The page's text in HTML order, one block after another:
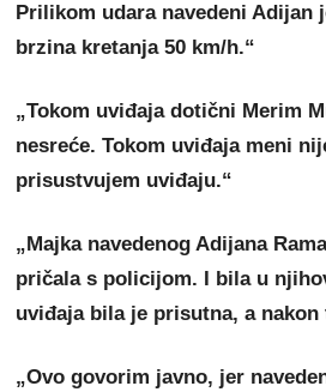
Prilikom udara navedeni Adijan
brzina kretanja 50 km/h.“
„Tokom uviđaja dotični Merim
nesreće. Tokom uviđaja meni
prisustvujem uviđaju.“
„Majka navedenog Adijana
pričala s policijom. I bila u
uviđaja bila je prisutna, a
„Ovo govorim javno, jer